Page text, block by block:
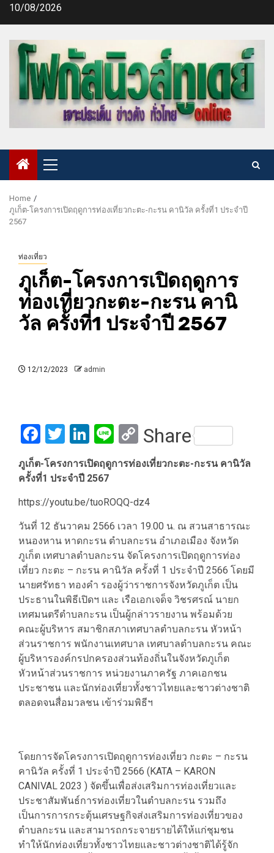
Skip10/08/2026
Primary
Menu
Home
ภูเก็ต-โครงการเปิดฤดูการท่องเที่ยวกะตะ-กะรน คานิวัล ครั้งที่1 ประจำปี
2567
ท่องเที่ยว
ภูเก็ต-โครงการเปิดฤดูการ
ท่องเที่ยวกะตะ-กะรน คานิ
วัล ครั้งที่1 ประจำปี 2567
12/12/2023 admin
Facebook
Twitter
LinkedIn
LineCopy
Link
Share
ภูเก็ต-โครงการเปิดฤดูการท่องเที่ยวกะตะ-กะรน คานิวัล
ครั้งที่1 ประจำปี 2567
https://youtu.be/tuoROQQ-dz4
วันที่ 12 ธันวาคม 2566 เวลา 19.00 น. ณ สวนสาธารณะ
หนองหาน หาดกะรน ตำบลกะรน อำเภอเมือง จังหวัด
ภูเก็ต เทศบาลตำบลกะรน จัดโครงการเปิดฤดูการท่อง
เที่ยว กะตะ – กะรน คานิวัล ครั้งที่ 1 ประจำปี 2566 โดยมี
นายศรัทธา ทองคำ รองผู้ว่าราชการจังหวัดภูเก็ต เป็น
ประธานในพิธีเปิดฯ และ เรือเอกเจด็จ วิชรศรณ์ นายก
เทศมนตรีตำบลกะรน เป็นผู้กล่าวรายงาน พร้อมด้วย
คณะผู้บริหาร สมาชิกสภาเทศบาลตำบลกะรน หัวหน้า
ส่วนราชการ พนักงานเทศบาล เทศบาลตำบลกะรน คณะ
ผู้บริหารองค์กรปกครองส่วนท้องถิ่นในจังหวัดภูเก็ต
หัวหน้าส่วนราชการ หน่วยงานภาครัฐ ภาคเอกชน
ประชาชน และนักท่องเที่ยวทั้งชาวไทยและชาวต่างชาติ
ตลอดจนสื่อมวลชน เข้าร่วมพิธีฯ
โดยการจัดโครงการเปิดฤดูการท่องเที่ยว กะตะ – กะรน
คานิวัล ครั้งที่ 1 ประจำปี 2566 (KATA – KARON
CANIVAL 2023 ) จัดขึ้นเพื่อส่งเสริมการท่องเที่ยวและ
ประชาสัมพันธ์การท่องเที่ยวในตำบลกะรน รวมถึง
เป็นการการกระตุ้นเศรษฐกิจส่งเสริมการท่องเที่ยวของ
ตำบลกะรน และสามารถกระจายรายได้ให้แก่ชุมชน
ทำให้นักท่องเที่ยวทั้งชาวไทยและชาวต่างชาติได้รู้จัก